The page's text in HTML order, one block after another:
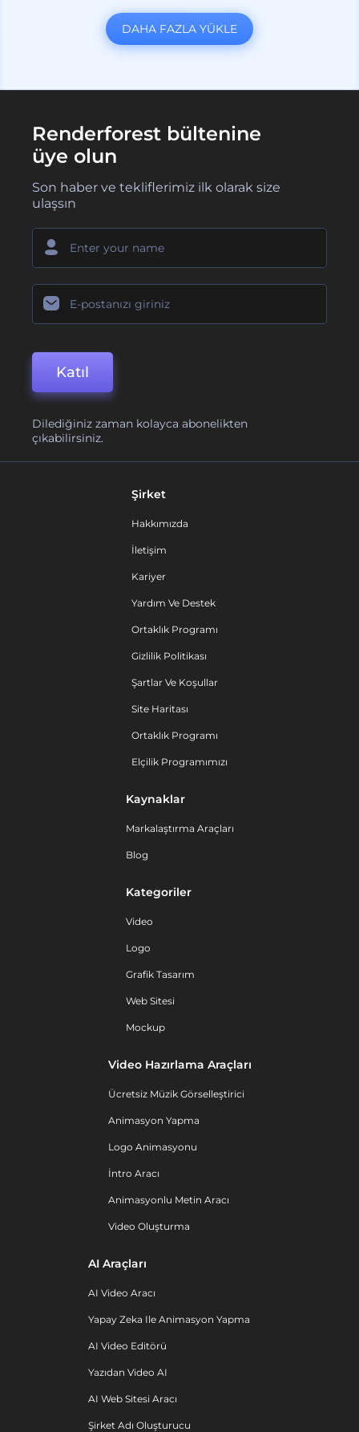
DAHA FAZLA YÜKLE
Renderforest bültenine
üye olun
Son haber ve tekliflerimiz ilk olarak size
ulaşsın
Katıl
Dilediğiniz zaman kolayca abonelikten
çıkabilirsiniz.
Şirket
Hakkımızda
İletişim
Kariyer
Yardım Ve Destek
Ortaklık Programı
Gizlilik Politikası
Şartlar Ve Koşullar
Site Haritası
Ortaklık Programı
Elçilik Programımızı
Kaynaklar
Markalaştırma Araçları
Blog
Kategoriler
Video
Logo
Grafik Tasarım
Web Sitesi
Mockup
Video Hazırlama Araçları
Ücretsiz Müzik Görselleştirici
Animasyon Yapma
Logo Animasyonu
İntro Aracı
Animasyonlu Metin Aracı
Video Oluşturma
AI Araçları
AI Video Aracı
Yapay Zeka Ile Animasyon Yapma
AI Video Editörü
Yazıdan Video AI
AI Web Sitesi Aracı
Şirket Adı Oluşturucu